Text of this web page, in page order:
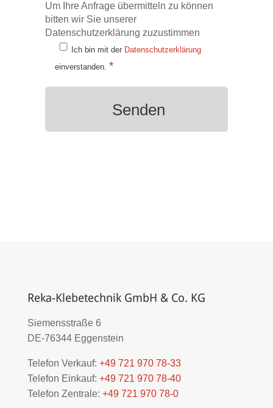
Um Ihre Anfrage übermitteln zu können
bitten wir Sie unserer
Datenschutzerklärung zuzustimmen
Ich bin mit der Datenschutzerklärung
einverstanden. *
Reka-Klebetechnik GmbH & Co. KG
Siemensstraße 6
DE-76344 Eggenstein
Telefon Verkauf: +49 721 970 78-33
Telefon Einkauf: +49 721 970 78-40
Telefon Zentrale: +49 721 970 78-0